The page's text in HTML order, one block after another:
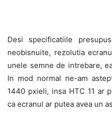
Desi specificatiile
neobisnuite, rezolutia
unele semne de intrebare,
In mod normal ne-am
1440 pxieli, insa HTC 11 ar
ca ecranul ar putea avea un